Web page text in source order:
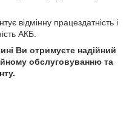
відмінну працездатність і
АКБ.
Ви отримуєте надійний
обслуговуванню та